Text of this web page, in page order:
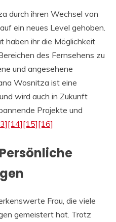
durch ihren Wechsel von
ein neues Level gehoben.
haben ihr die Möglichkeit
des Fernsehens zu
und angesehene
Wosnitza ist eine
wird auch in Zukunft
Projekte und
[14][15][16]
Frau, die viele
gemeistert hat. Trotz